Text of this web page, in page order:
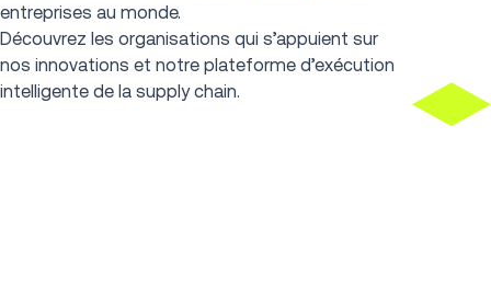
entreprises au monde.
Découvrez les organisations qui s’appuient sur
nos innovations et notre plateforme d’exécution
intelligente de la supply chain.